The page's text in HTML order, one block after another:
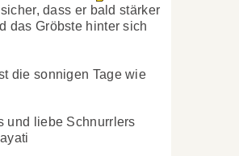
dass er bald stärker
das Gröbste hinter sich
die sonnigen Tage wie
und liebe Schnurrlers